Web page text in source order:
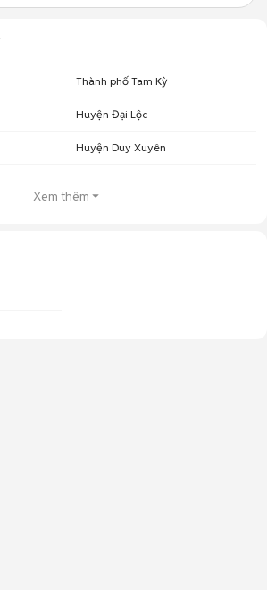
Thành phố Tam Kỳ
Huyện Đại Lộc
Huyện Duy Xuyên
Xem thêm